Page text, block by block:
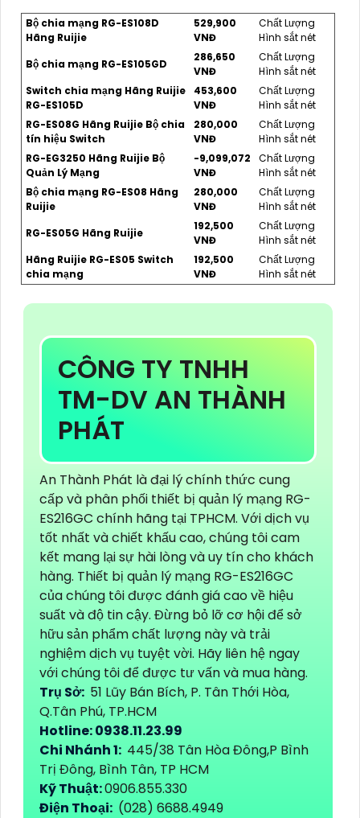
Bộ chia mạng RG-ES108D
Hãng Ruijie
529,900
VNĐ
Chất Lượng
Hình sắt nét
Bộ chia mạng RG-ES105GD
286,650
VNĐ
Chất Lượng
Hình sắt nét
Switch chia mạng Hãng Ruijie
RG-ES105D
453,600
VNĐ
Chất Lượng
Hình sắt nét
RG-ES08G Hãng Ruijie Bộ chia
tín hiệu Switch
280,000
VNĐ
Chất Lượng
Hình sắt nét
RG-EG3250 Hãng Ruijie Bộ
Quản Lý Mạng
-9,099,072
VNĐ
Chất Lượng
Hình sắt nét
Bộ chia mạng RG-ES08 Hãng
Ruijie
280,000
VNĐ
Chất Lượng
Hình sắt nét
RG-ES05G Hãng Ruijie
192,500
VNĐ
Chất Lượng
Hình sắt nét
Hãng Ruijie RG-ES05 Switch
chia mạng
192,500
VNĐ
Chất Lượng
Hình sắt nét
CÔNG TY TNHH
TM-DV AN THÀNH
PHÁT
An Thành Phát là đại lý chính thức cung
cấp và phân phối thiết bị quản lý mạng RG-
ES216GC chính hãng tại TPHCM. Với dịch vụ
tốt nhất và chiết khấu cao, chúng tôi cam
kết mang lại sự hài lòng và uy tín cho khách
hàng. Thiết bị quản lý mạng RG-ES216GC
của chúng tôi được đánh giá cao về hiệu
suất và độ tin cậy. Đừng bỏ lỡ cơ hội để sở
hữu sản phẩm chất lượng này và trải
nghiệm dịch vụ tuyệt vời. Hãy liên hệ ngay
với chúng tôi để được tư vấn và mua hàng.
Trụ Sở: 51 Lũy Bán Bích, P. Tân Thới Hòa,
Q.Tân Phú, TP.HCM
Hotline: 0938.11.23.99
Chi Nhánh 1: 445/38 Tân Hòa Đông,P Bình
Trị Đông, Bình Tân, TP HCM
Kỹ Thuật:0906.855.330
Điện Thoại: (028) 6688.4949